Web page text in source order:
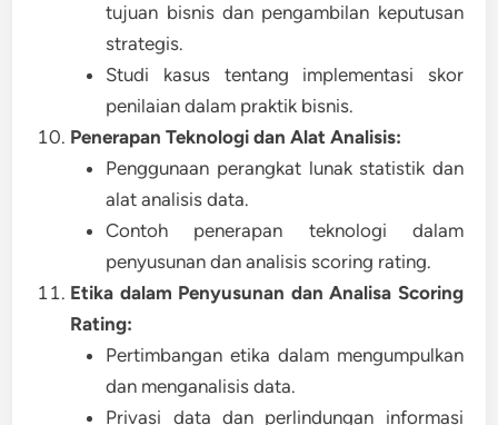
tujuan bisnis dan pengambilan keputusan
strategis.
Studi kasus tentang implementasi skor
penilaian dalam praktik bisnis.
Penerapan Teknologi dan Alat Analisis:
Penggunaan perangkat lunak statistik dan
alat analisis data.
Contoh penerapan teknologi dalam
penyusunan dan analisis scoring rating.
Etika dalam Penyusunan dan Analisa Scoring
Rating:
Pertimbangan etika dalam mengumpulkan
dan menganalisis data.
Privasi data dan perlindungan informasi